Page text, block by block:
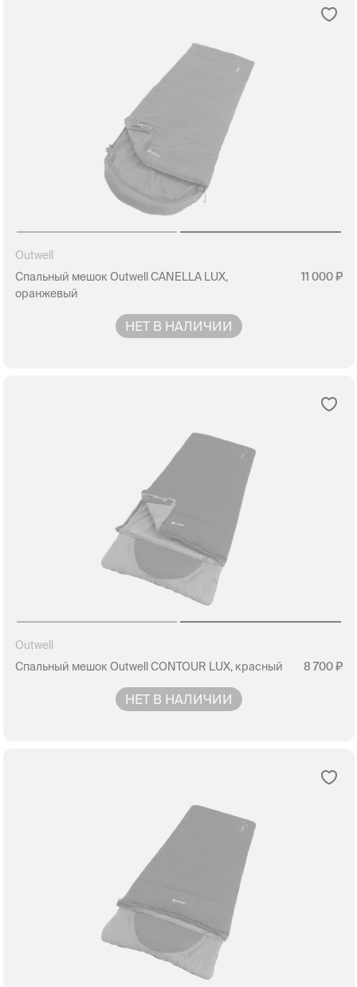
Outwell
Спальный мешок Outwell CANELLA LUX,
оранжевый
11 000
НЕТ В НАЛИЧИИ
Outwell
Спальный мешок Outwell CONTOUR LUX, красный
8 700
НЕТ В НАЛИЧИИ